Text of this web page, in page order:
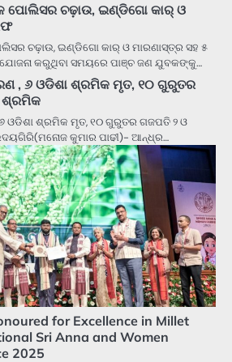
ପୋଲିସର ଚଢ଼ାଉ, ଇଣ୍ଡିଗୋ କାର୍ ଓ
ଚଢ଼ାଉ, ଇଣ୍ଡିଗୋ କାର୍ ଓ ମାରଣାସ୍ତ୍ର ସହ ୫
କରୁଥିବା ସମୟରେ ପାଞ୍ଚ ଜଣ ଯୁବକଙ୍କୁ…
, ୬ ଓଡିଶା ଶ୍ରମିକ ମୃତ, ୧୦ ଗୁରୁତର
ଶ୍ରମିକ
ଶ୍ରମିକ ମୃତ, ୧୦ ଗୁରୁତର ଗଜପତି ୨ ଓ
କୁମାର ପାଢୀ)- ଆନ୍ଧ୍ର…
for Excellence in Millet
Sri Anna and Women
2025